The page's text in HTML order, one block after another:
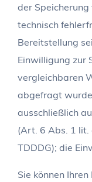
der
technisch
Bereitstellung
Einwilligung zur
vergleichbaren
abgefragt
ausschließlich
(Art. 6 Abs. 1 lit.
TDDDG); die
Sie können